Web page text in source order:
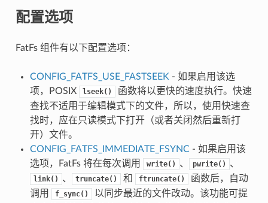
配置选项
FatFs 组件有以下配置选项：
CONFIG_FATFS_USE_FASTSEEK - 如果启用该选
项，POSIX
lseek()
函数将以更快的速度执行。快速
查找不适用于编辑模式下的文件，所以，使用快速查
找时，应在只读模式下打开（或者关闭然后重新打
开）文件。
CONFIG_FATFS_IMMEDIATE_FSYNC- 如果启用该
选项，FatFs 将在每次调用
write() 、 pwrite() 、
link() 、 truncate() 和 ftruncate()
函数后，自动
调用
f_sync()
以同步最近的文件改动。该功能可提